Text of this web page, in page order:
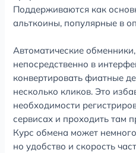
Поддерживаются как
альткоины, популярные в
Автоматические
непосредственно в
конвертировать фиатные
несколько кликов. Это
необходимости
сервисах и проходить там
Курс обмена может
но удобство и скорость